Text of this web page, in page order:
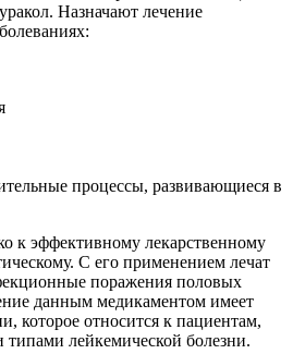
Назначают лечение
процессы, развивающиеся в
к эффективному лекарственному
С его применением лечат
поражения половых
данным медикаментом имеет
которое относится к пациентам,
лейкемической болезни.